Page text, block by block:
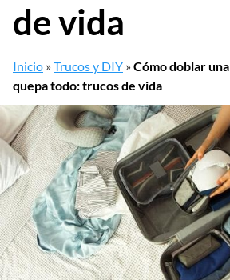
de vida
Inicio »Trucos y DIY »Cómo doblar
quepa todo: trucos de vida